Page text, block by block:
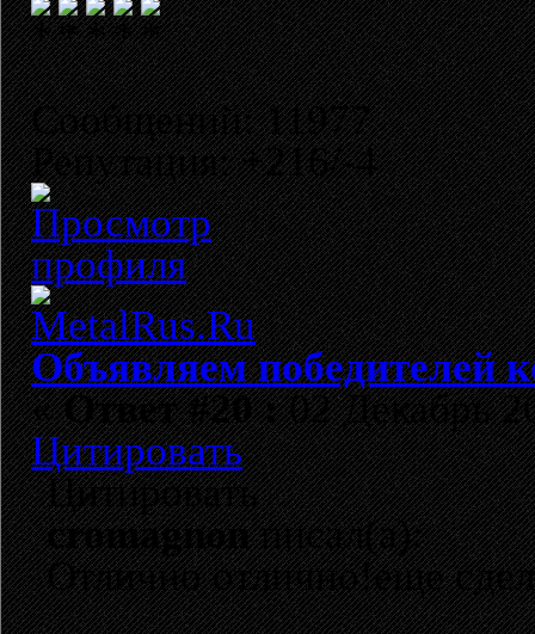
Сообщений: 11977
Репутация: +216/-4
Объявляем победителей
«Ответ #20 :02 Декабрь
Цитировать
Цитировать
cromagnonписал(а):
Отлично отлично!еще